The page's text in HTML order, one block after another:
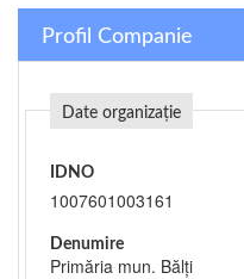
Profil Companie
Date organizație
IDNO
1007601003161
Denumire
Primăria mun. Bălți